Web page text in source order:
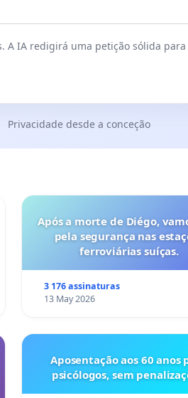
A IA redigirá uma petição sólida para
Privacidade desde a conceção
Após a morte de Diégo,
pela segurança nas
ferroviárias suíças.
3 176 assinaturas
13 May 2026
Aposentação aos 60 anos
psicólogos, sem